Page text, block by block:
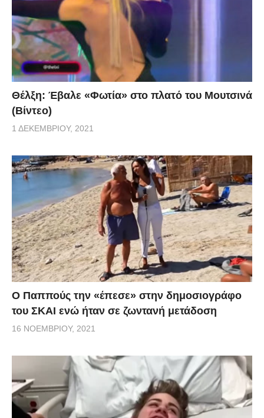
Θέλξη: Έβαλε «Φωτία» στο πλατό του Μουτσινά
(Βίντεο)
1 ΔΕΚΕΜΒΡΊΟΥ, 2021
Ο Παππούς την «έπεσε» στην δημοσιογράφο
του ΣΚΑΙ ενώ ήταν σε ζωντανή μετάδοση
16 ΝΟΕΜΒΡΊΟΥ, 2021